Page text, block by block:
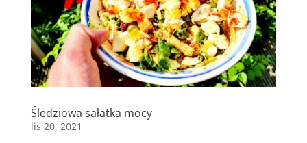
Śledziowa sałatka mocy
lis 20, 2021